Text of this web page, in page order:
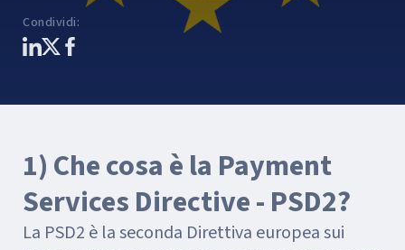
Condividi:
1) Che cosa è la Payment
Services Directive - PSD2?
La PSD2 è la seconda Direttiva europea sui